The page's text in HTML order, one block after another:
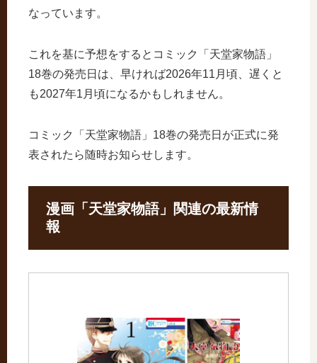
なっています。
これを基に予想をするとコミック「天堂家物語」
18巻の発売日は、早ければ2026年11月頃、遅くと
も2027年1月頃になるかもしれません。
コミック「天堂家物語」18巻の発売日が正式に発
表されたら随時お知らせします。
漫画「天堂家物語」関連の最新情
報